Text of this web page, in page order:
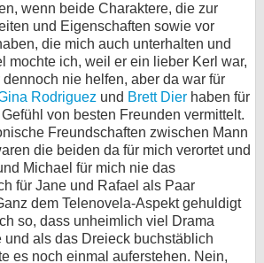
wenn beide Charaktere, die zur
und Eigenschaften sowie vor
die mich auch unterhalten und
mochte ich, weil er ein lieber Kerl war,
nie helfen, aber da war für
Rodriguez und Brett Dier haben für
von besten Freunden vermittelt.
Freundschaften zwischen Mann
die beiden da für mich verortet und
Michael für mich nie das
für Jane und Rafael als Paar
dem Telenovela-Aspekt gehuldigt
so, dass unheimlich viel Drama
und als das Dreieck buchstäblich
es noch einmal auferstehen. Nein,